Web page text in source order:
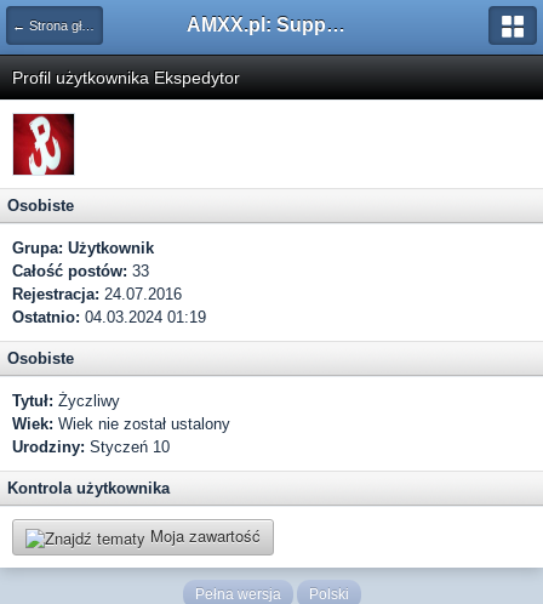
← Strona główna AMXX.pl: Support AMX Mod X i SourceMod
Profil użytkownika Ekspedytor
Osobiste
Grupa: Użytkownik
Całość postów: 33
Rejestracja: 24.07.2016
Ostatnio: 04.03.2024 01:19
Osobiste
Tytuł: Życzliwy
Wiek: Wiek nie został ustalony
Urodziny: Styczeń 10
Kontrola użytkownika
Moja zawartość
Pełna wersja Polski